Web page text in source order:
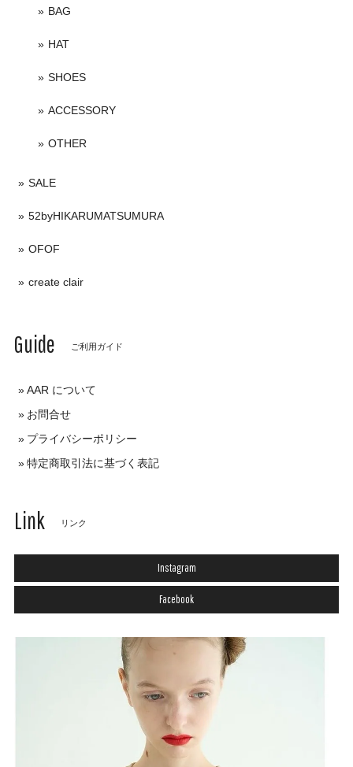
BAG
HAT
SHOES
ACCESSORY
OTHER
SALE
52byHIKARUMATSUMURA
OFOF
create clair
Guide ご利用ガイド
AAR について
お問合せ
プライバシーポリシー
特定商取引法に基づく表記
Link リンク
Instagram
Facebook